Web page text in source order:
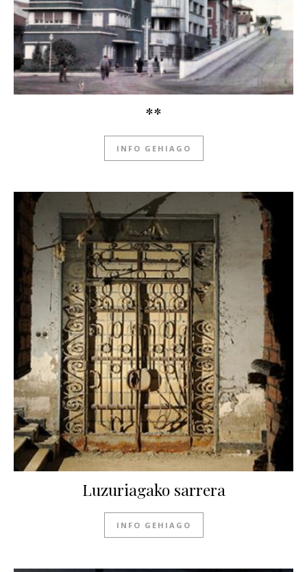
**
INFO GEHIAGO
Luzuriagako sarrera
INFO GEHIAGO